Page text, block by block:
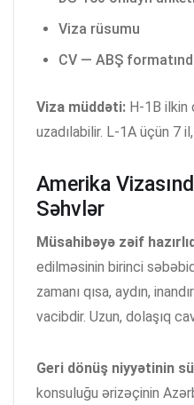
Viza rüsumu
CV — ABŞ
Viza müddəti: H-1B ilkin
uzadılabilir. L-1A üçün 7
Amerika
Səhvlər
Müsahibəyə zəif
edilməsinin birinci
zamanı qısa, aydın,
vacibdir. Uzun, dolaşıq
Geri dönüş niyyətinin
konsuluğu ərizəçinin